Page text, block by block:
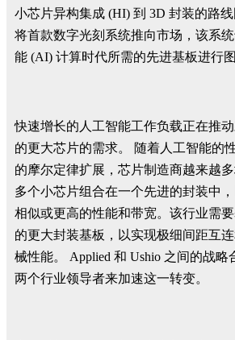
小芯片异构集成 (HI) 到 3D 封装的路
将首款数字光刻系统推向市场，该系
能 (AI) 计算时代所需的先进基板进行图
快速增长的人工智能工作负载正在推
的更大芯片的需求。 随着人工智能的
的摩尔定律扩展，芯片制造商越来越
多个小芯片组合在一个先进的封装中
相似或更高的性能和带宽。该行业需
的更大封装基板，以实现极细间距互
械性能。 Applied 和 Ushio 之间的战略
两个行业领导者来加速这一转变。